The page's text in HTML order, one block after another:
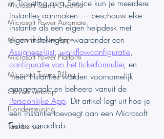
Microsoft Teams Checklist
Microsoft Power Automate
Microsoft Power Apps
Microsoft Power Platform
Microsoft Teams Billing
CRM & Verkoop
IT-ondersteuning
Taakbeheer
In Ticketing as a Service kun je meerdere
instanties aanmaken — beschouw elke
instantie als een eigen helpdesk met
eigen instellingen, waaronder een
Assignees-lijst, workflowconfiguratie,
configuratie van het ticketformulier, en
meer. Instanties worden voornamelijk
aangemaakt en beheerd vanuit de
Persoonlijke App. Dit artikel legt uit hoe je
een instantie toevoegt aan een Microsoft
Teams-kanaaltab.